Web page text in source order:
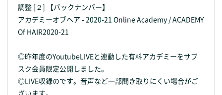
調整 [２] 【バックナンバー】
アカデミーオブヘア - 2020-21 Online Academy / ACADEMY
Of HAIR2020-21
◎昨年度のYoutubeLIVEと連動した有料アカデミーをサブ
スク会員限定公開しました。
◎LIVE収録のです。音声など一部聞き取りにくい場合がご
ざいます。